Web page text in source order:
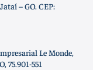
– GO. CEP:
Le Monde,
75.901-551